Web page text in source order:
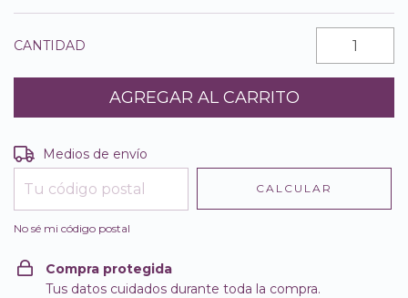
CANTIDAD
Entregas para el CP:
Medios de envío
CALCULAR
No sé mi código postal
Compra protegida
Tus datos cuidados durante toda la compra.